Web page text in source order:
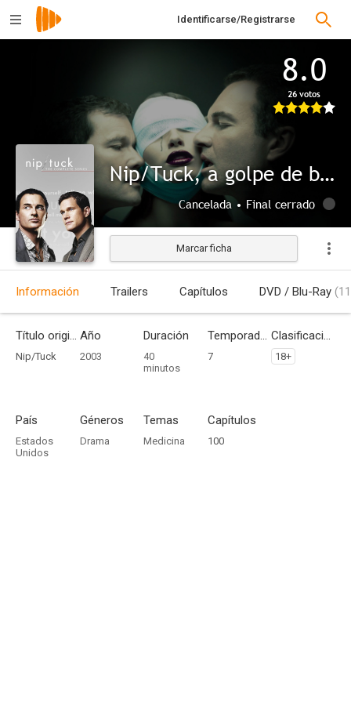
Identificarse/Registrarse
8.0
26 votos
Nip/Tuck, a golpe de bisturí
Cancelada • Final cerrado
Marcar ficha
Información Trailers Capítulos DVD / Blu-Ray
Título original
Nip/Tuck
Año
2003
Duración
40
minutos
Temporadas
7
Clasificación por edades
18+
País
Estados
Unidos
Géneros
Drama
Temas
Medicina
Capítulos
100